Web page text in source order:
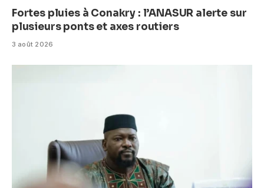
Fortes pluies à Conakry : l’ANASUR alerte sur
plusieurs ponts et axes routiers
3 août 2026